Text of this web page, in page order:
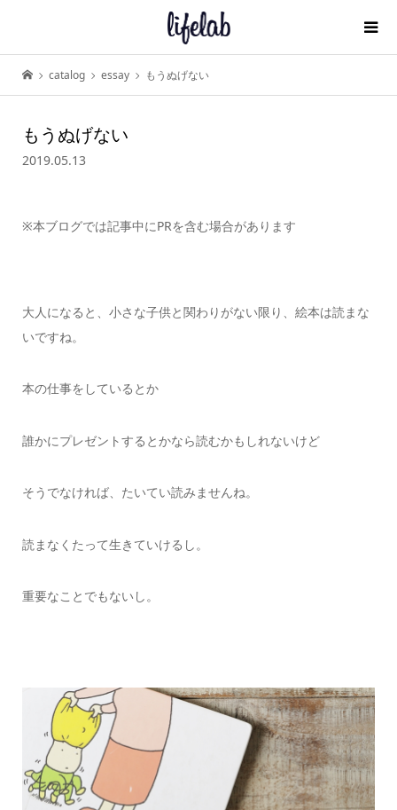
catalog essay もうぬげない
もうぬげない
2019.05.13
※本ブログでは記事中にPRを含む場合があります
大人になると、小さな子供と関わりがない限り、絵本は読まな
いですね。
本の仕事をしているとか
誰かにプレゼントするとかなら読むかもしれないけど
そうでなければ、たいてい読みませんね。
読まなくたって生きていけるし。
重要なことでもないし。